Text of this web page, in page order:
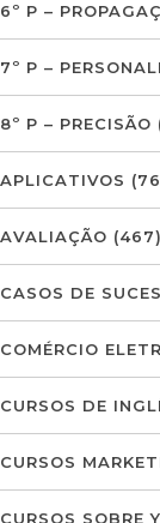
6º P –
7º P –
8º P – PRECISÃO
APLICATIVOS
AVALIAÇÃO (467)
CASOS DE
COMÉRCIO
CURSOS DE
CURSOS
CURSOS SOBRE